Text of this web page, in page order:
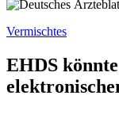
Vermischtes
EHDS